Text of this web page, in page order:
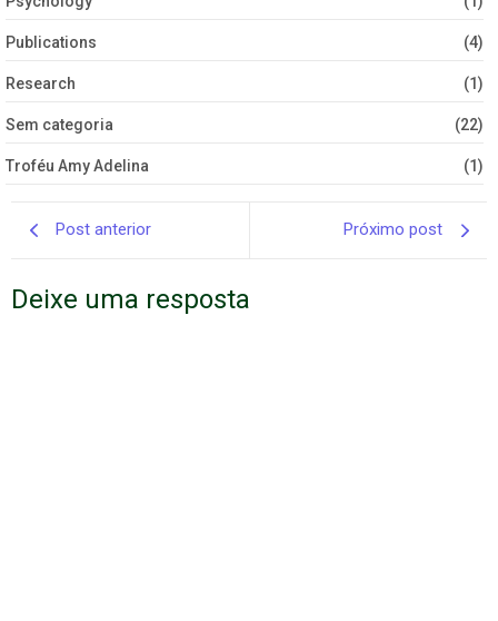
Publications (4)
Research (1)
Sem categoria (22)
Troféu Amy Adelina (1)
Post anterior Próximo post
Deixe uma resposta